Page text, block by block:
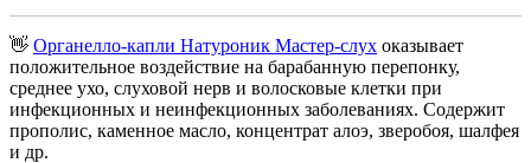
👋 Органелло-капли Натуроник Мастер-слух оказывает
положительное воздействие на барабанную перепонку,
среднее ухо, слуховой нерв и волосковые клетки при
инфекционных и неинфекционных заболеваниях. Содержит
прополис, каменное масло, концентрат алоэ, зверобоя, шалфея
и др.